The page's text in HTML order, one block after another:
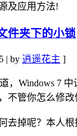
及应用方法!
件夹下的小锁
| by 逍遥花主 ]
，Windows 7
不管你怎么修改
去掉呢？本人